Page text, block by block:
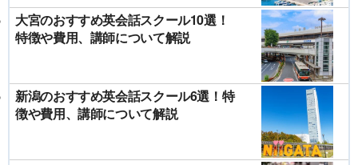
大宮のおすすめ英会話スクール10選！
特徴や費用、講師について解説
新潟のおすすめ英会話スクール6選！特
徴や費用、講師について解説